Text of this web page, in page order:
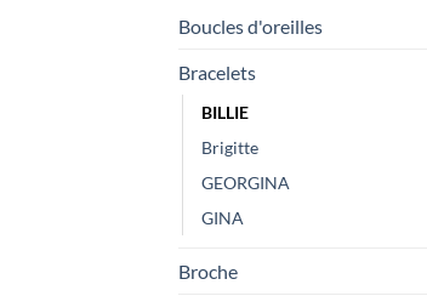
Boucles d'oreilles
Bracelets
BILLIE
Brigitte
GEORGINA
GINA
Broche